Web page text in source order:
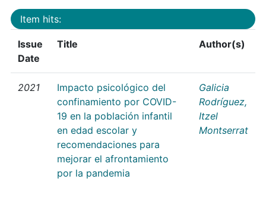
Item hits:
Issue
Date
Title Author(s)
2021
Impacto psicológico del
confinamiento por COVID-
19 en la población infantil
en edad escolar y
recomendaciones para
mejorar el afrontamiento
por la pandemia
Galicia
Rodríguez,
Itzel
Montserrat